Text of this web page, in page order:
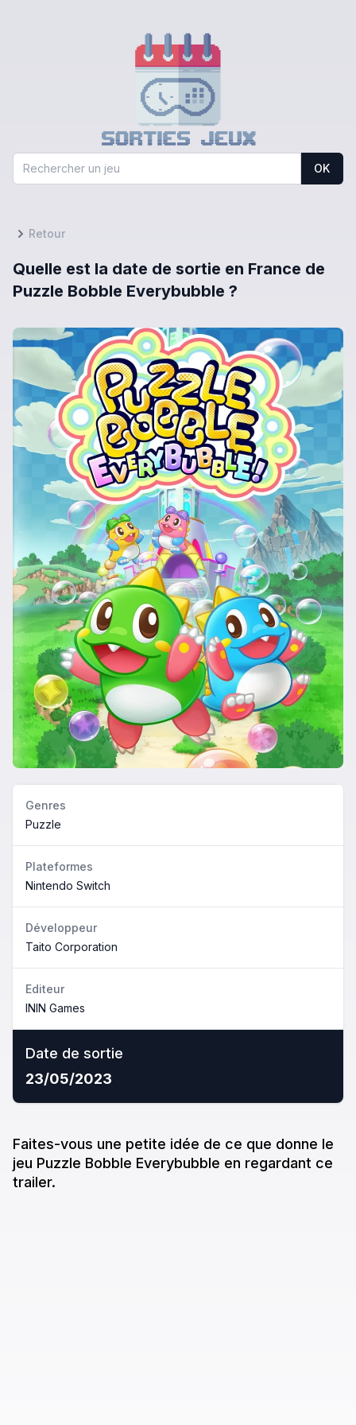
OK
Retour
Quelle est la date de sortie en France de
Puzzle Bobble Everybubble ?
Genres
Puzzle
Plateformes
Nintendo Switch
Développeur
Taito Corporation
Editeur
ININ Games
Date de sortie
23/05/2023
Faites-vous une petite idée de ce que donne le
jeu Puzzle Bobble Everybubble en regardant ce
trailer.